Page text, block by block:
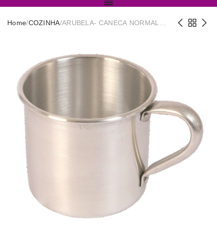
Home/COZINHA/ARUBELA- CANECA NORMAL